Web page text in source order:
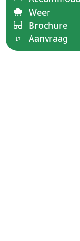
Weer
Brochure
Aanvraag